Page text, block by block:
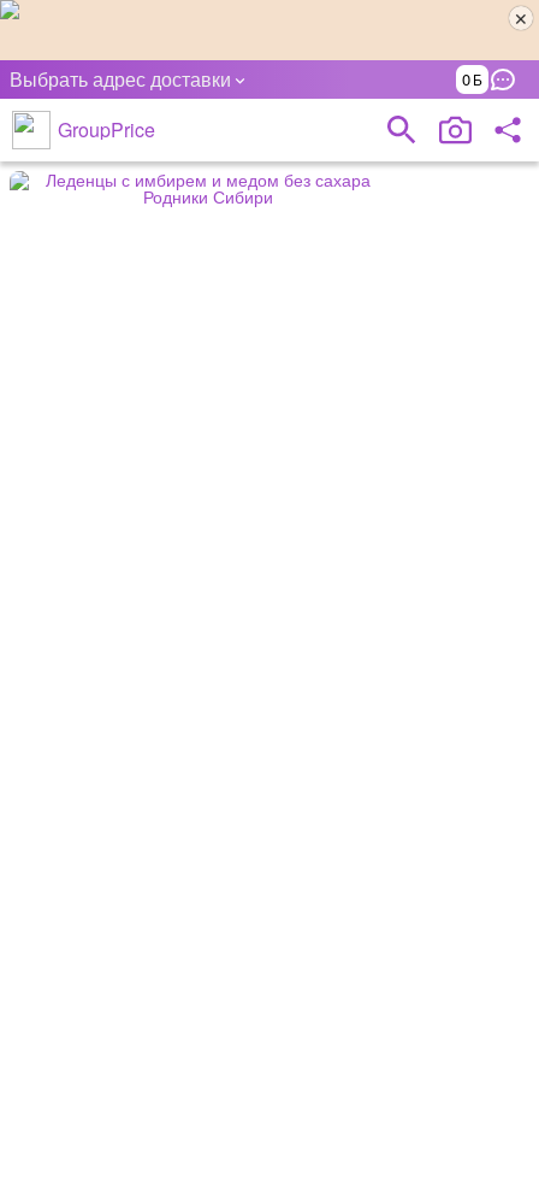
Выбрать адрес доставки 0
GroupPrice